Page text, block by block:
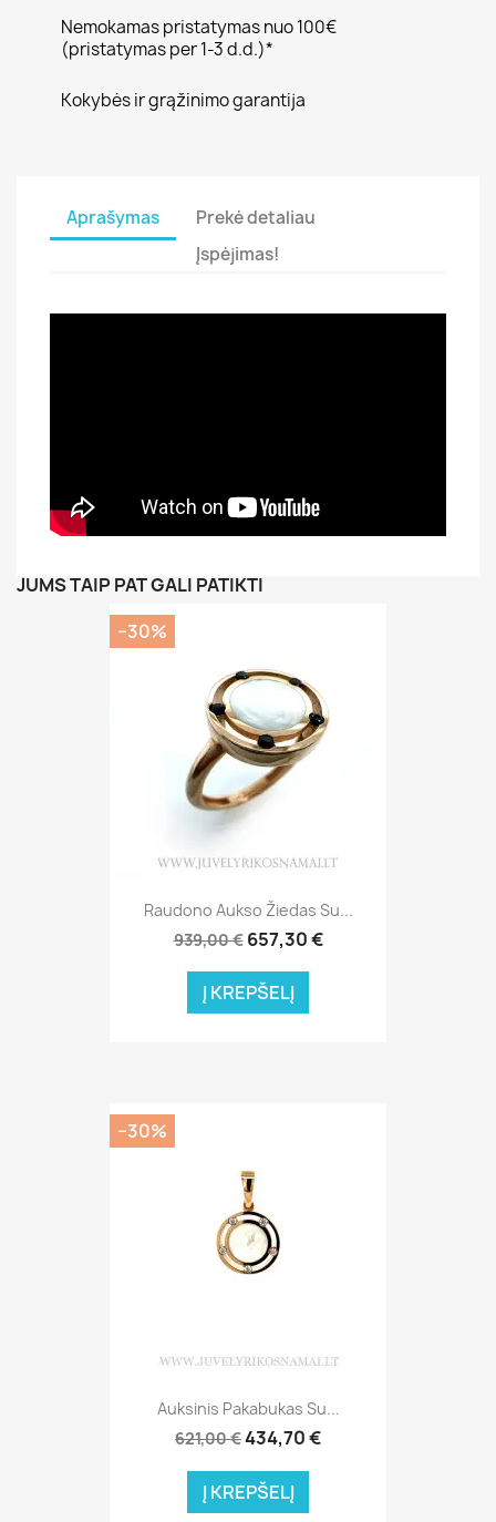
Nemokamas pristatymas nuo 100€
(pristatymas per 1-3 d.d.)*
Kokybės ir grąžinimo garantija
Aprašymas
Prekė detaliau
Įspėjimas!
JUMS TAIP PAT GALI PATIKTI
Raudono Aukso Žiedas Su...
939,00 € 657,30 €
Į KREPŠELĮ
−30%
Auksinis Pakabukas Su...
621,00 €434,70 €
Į KREPŠELĮ
−30%